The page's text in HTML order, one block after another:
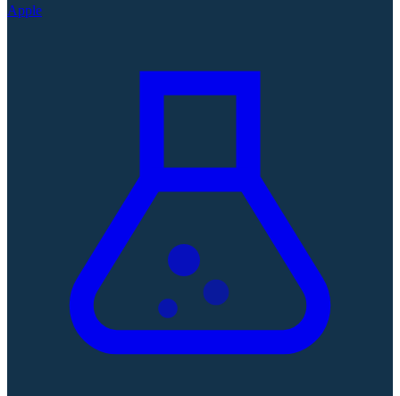
Apple